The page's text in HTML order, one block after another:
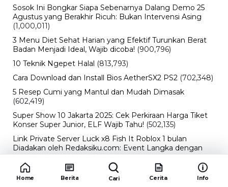
Sosok Ini Bongkar Siapa Sebenarnya Dalang Demo 25
Agustus yang Berakhir Ricuh: Bukan Intervensi Asing
(1,000,011)
3 Menu Diet Sehat Harian yang Efektif Turunkan Berat
Badan Menjadi Ideal, Wajib dicoba! (900,796)
10 Teknik Ngepet Halal (813,793)
Cara Download dan Install Bios AetherSX2 PS2 (702,348)
5 Resep Cumi yang Mantul dan Mudah Dimasak
(602,419)
Super Show 10 Jakarta 2025: Cek Perkiraan Harga Tiket
Konser Super Junior, ELF Wajib Tahu! (502,135)
Link Private Server Luck x8 Fish It Roblox 1 bulan
Diadakan oleh Redaksiku.com: Event Langka dengan
Drop Rate yang Melejit (424,811)
10 Film Indonesia Tayang November 2024, Ada Film
Wulan Guritno! (352,094)
Home Berita Cari Cerita Info